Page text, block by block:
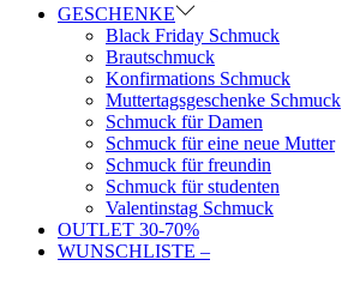
GESCHENKE
Black Friday Schmuck
Brautschmuck
Konfirmations Schmuck
Muttertagsgeschenke Schmuck
Schmuck für Damen
Schmuck für eine neue Mutter
Schmuck für freundin
Schmuck für studenten
Valentinstag Schmuck
OUTLET 30-70%
WUNSCHLISTE –